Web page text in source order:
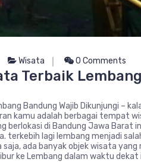
Wisata 0 Comments
Terbaik
Bandung Wajib Dikunjungi –
kamu adalah berbagai tempat
berlokasi di Bandung Jawa Barat
terkebih lagi lembang menjadi
saja, ada banyak objek wisata
ke Lembang dalam waktu dekat